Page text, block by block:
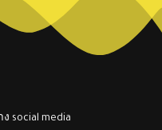
social media